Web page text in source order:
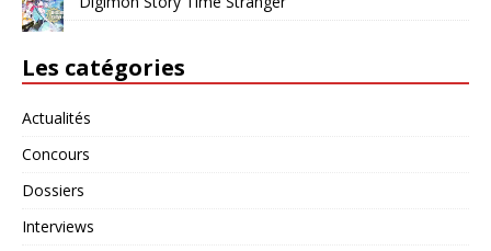
Les catégories
Actualités
Concours
Dossiers
Interviews